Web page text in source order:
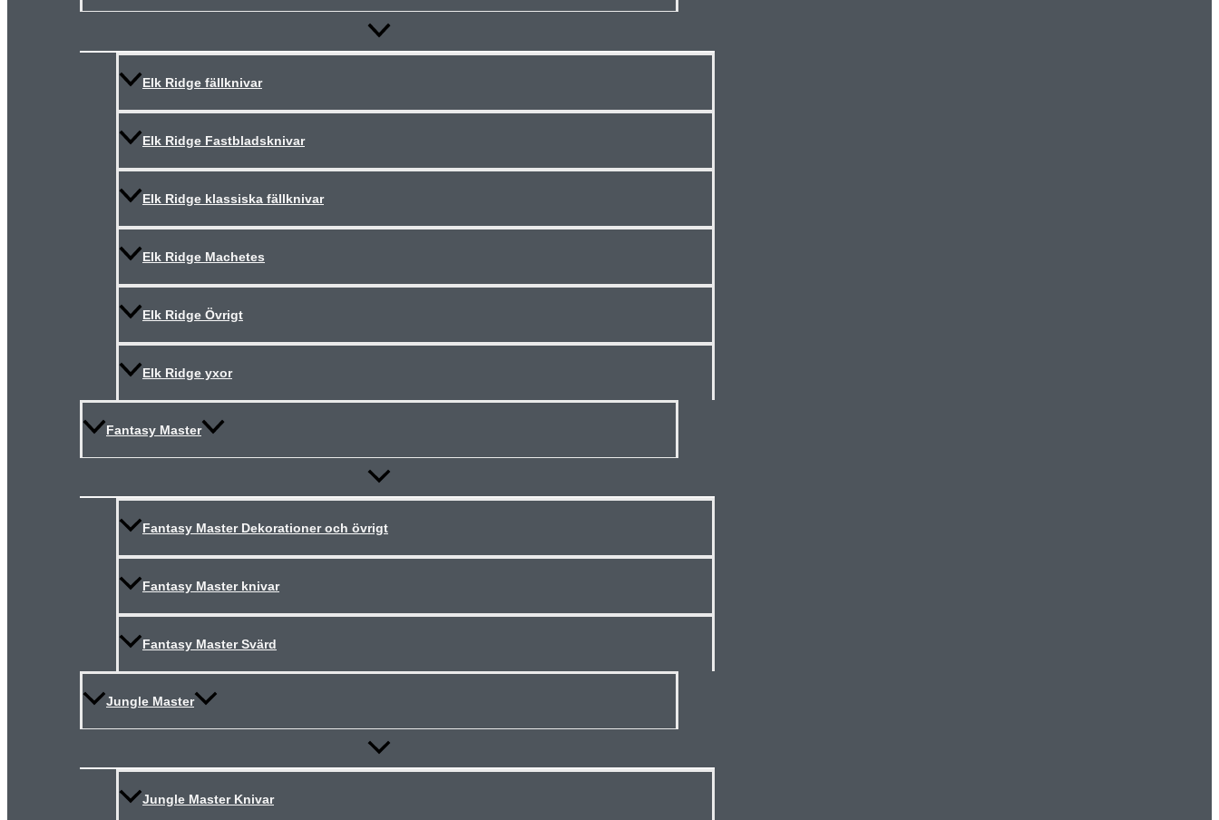
Slå
meny
Elk Ridge fällknivar
Elk Ridge Fastbladsknivar
Elk Ridge klassiska fällknivar
Elk Ridge Machetes
Elk Ridge Övrigt
Elk Ridge yxor
Fantasy Master
Slå
meny
Fantasy Master Dekorationer och övrigt
Fantasy Master knivar
Fantasy Master Svärd
Jungle Master
Slå
meny
Jungle Master Knivar